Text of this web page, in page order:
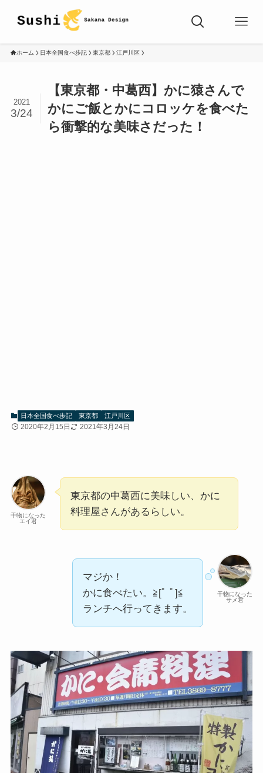
ホーム 日本全国食べ歩記 東京都 江戸川区
【東京都・中葛西】かに猿さんで
かにご飯とかにコロッケを食べた
ら衝撃的な美味さだった！
2021
3/24
日本全国食べ歩記 東京都 江戸川区
2020年2月15日 2021年3月24日
干物になった
エイ君
東京都の中葛西に美味しい、かに
料理屋さんがあるらしい。
干物になった
サメ君
マジか！
かに食べたい。≧[ﾟ ﾟ]≦
ランチへ行ってきます。